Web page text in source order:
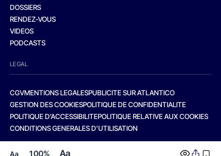
Aa 100% Aa
DOSSIERS
RENDEZ-VOUS
VIDEOS
PODCASTS
LEGAL
CGVMENTIONS LEGALESPUBLICITE SUR ATLANTICO
GESTION DES COOKIESPOLITIQUE DE CONFIDENTIALITE
POLITIQUE D’ACCESSIBILITEPOLITIQUE RELATIVE AUX COOKIES
CONDITIONS GENERALES D’UTILISATION